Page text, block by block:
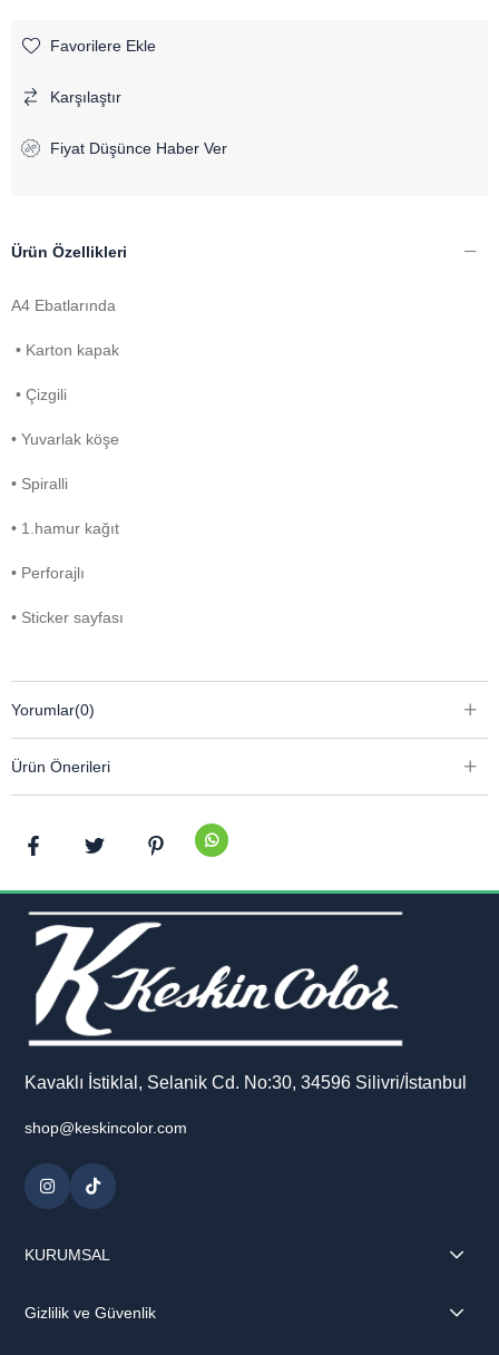
Favorilere Ekle
Karşılaştır
Fiyat Düşünce Haber Ver
Ürün Özellikleri
A4 Ebatlarında
• Karton kapak
• Çizgili
• Yuvarlak köşe
• Spiralli
• 1.hamur kağıt
• Perforajlı
• Sticker sayfası
Yorumlar(0)
Ürün Önerileri
Kavaklı İstiklal, Selanik Cd. No:30, 34596 Silivri/İstanbul
shop@keskincolor.com
KURUMSAL
Gizlilik ve Güvenlik